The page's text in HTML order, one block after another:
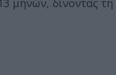
μηνών, δίνοντας